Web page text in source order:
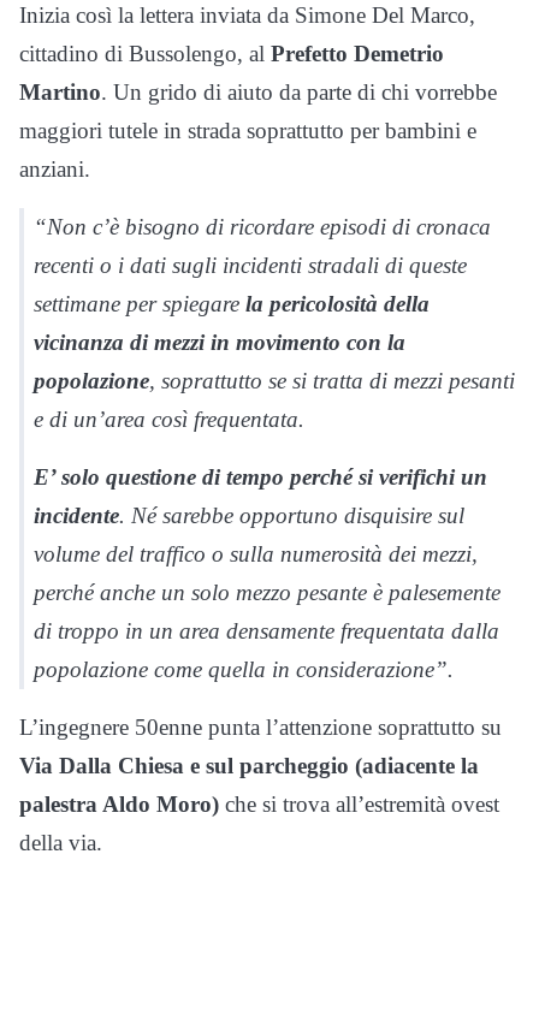
Inizia così la lettera inviata da Simone Del Marco,
cittadino di Bussolengo, al Prefetto Demetrio
Martino. Un grido di aiuto da parte di chi vorrebbe
maggiori tutele in strada soprattutto per bambini e
anziani.
“Non c’è bisogno di ricordare episodi di cronaca
recenti o i dati sugli incidenti stradali di queste
settimane per spiegare la pericolosità della
vicinanza di mezzi in movimento con la
popolazione, soprattutto se si tratta di mezzi pesanti
e di un’area così frequentata.
E’ solo questione di tempo perché si verifichi un
incidente. Né sarebbe opportuno disquisire sul
volume del traffico o sulla numerosità dei mezzi,
perché anche un solo mezzo pesante è palesemente
di troppo in un area densamente frequentata dalla
popolazione come quella in considerazione”.
L’ingegnere 50enne punta l’attenzione soprattutto su
Via Dalla Chiesa e sul parcheggio (adiacente la
palestra Aldo Moro) che si trova all’estremità ovest
della via.